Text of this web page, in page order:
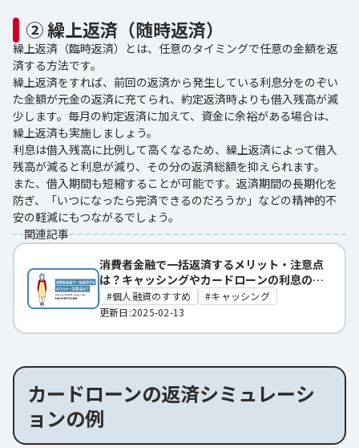
② 繰上返済（随時返済）
繰上返済（臨時返済）とは、任意のタイミングで任意の金額を返
済する方法です。
繰上返済をすれば、前回の返済から発生している利息分をのぞい
た金額が元金の返済に充てられ、約定返済時よりも借入残高が減
少します。毎月の約定返済に加えて、資金に余裕がある場合は、
繰上返済も実施しましょう。
利息は借入残高に比例して高くなるため、繰上返済によって借入
残高が減ると利息が減り、その分の返済総額を抑えられます。
また、借入期間も短縮することが可能です。返済期間の長期化を
防ぎ、「いつになったら完済できるのだろうか」などの精神的不
安の軽減にもつながるでしょう。
関連記事
消費者金融で一括返済するメリット・注意点
は？キャッシングやカードローンの利息の計
算方法も解説
個人融資のすすめ
キャッシング
更新日:2025-02-13
カードローンの返済シミュレーシ
ョンの例